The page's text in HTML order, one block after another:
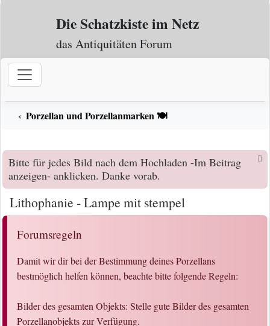
Zum Inhalt
Die Schatzkiste im Netz
das Antiquitäten Forum
Porzellan und Porzellanmarken 🍽️
Bitte für jedes Bild nach dem Hochladen -Im Beitrag
anzeigen- anklicken. Danke vorab.
Lithophanie - Lampe mit stempel
Forumsregeln
Damit wir dir bei der Bestimmung deines Porzellans
bestmöglich helfen können, beachte bitte folgende Regeln:
Bilder des gesamten Objekts: Stelle gute Bilder des gesamten
Porzellanobjekts zur Verfügung.